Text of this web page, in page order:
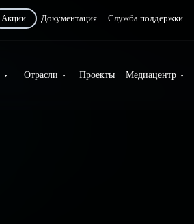
Акции Документация Служба поддержки
Отрасли Проекты Медиацентр